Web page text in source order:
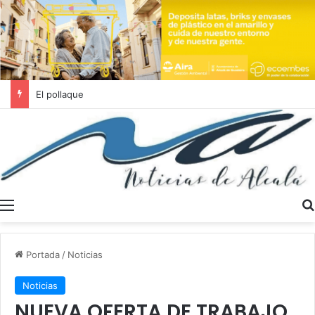
Portada / Noticias
Noticias